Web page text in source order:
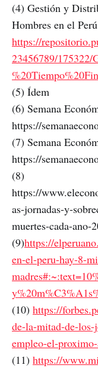
(4) Gestión y
Hombres en el
https://
23456789/
(5) Ídem
(6) Semana
https://
(7) Semana
https://
(8)
https://
as-jornadas-y-
muertes-cada-ano-
(9)https://
en-el-peru-hay-8-
(10) https://
de-la-mitad-de-los-
empleo-el-
(11) https://